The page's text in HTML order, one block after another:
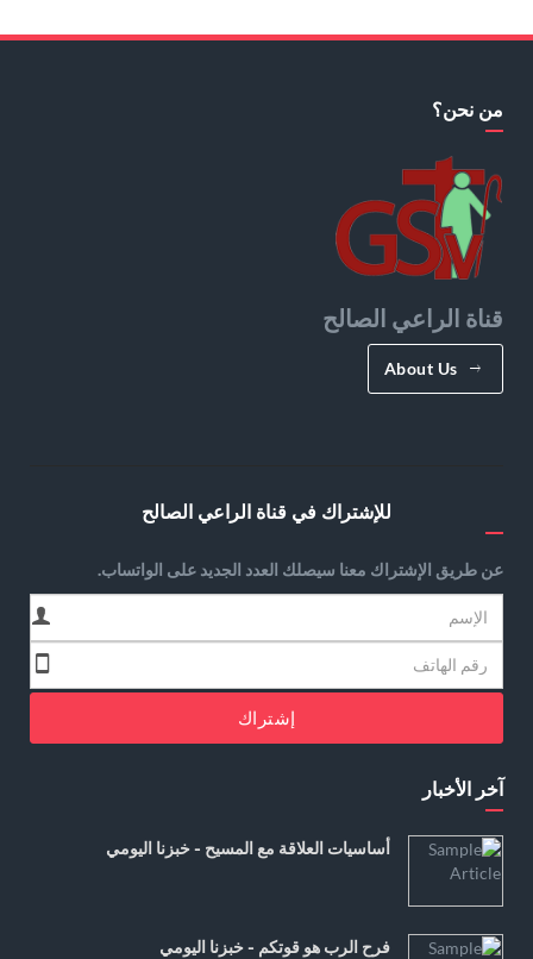
من نحن؟
قناة الراعي الصالح
About Us
للإشتراك في قناة الراعي الصالح
عن طريق الإشتراك معنا سيصلك العدد الجديد على الواتساب.
إشتراك
آخر الأخبار
أساسيات العلاقة مع المسيح - خبزنا اليومي
فرح الرب هو قوتكم - خبزنا اليومي